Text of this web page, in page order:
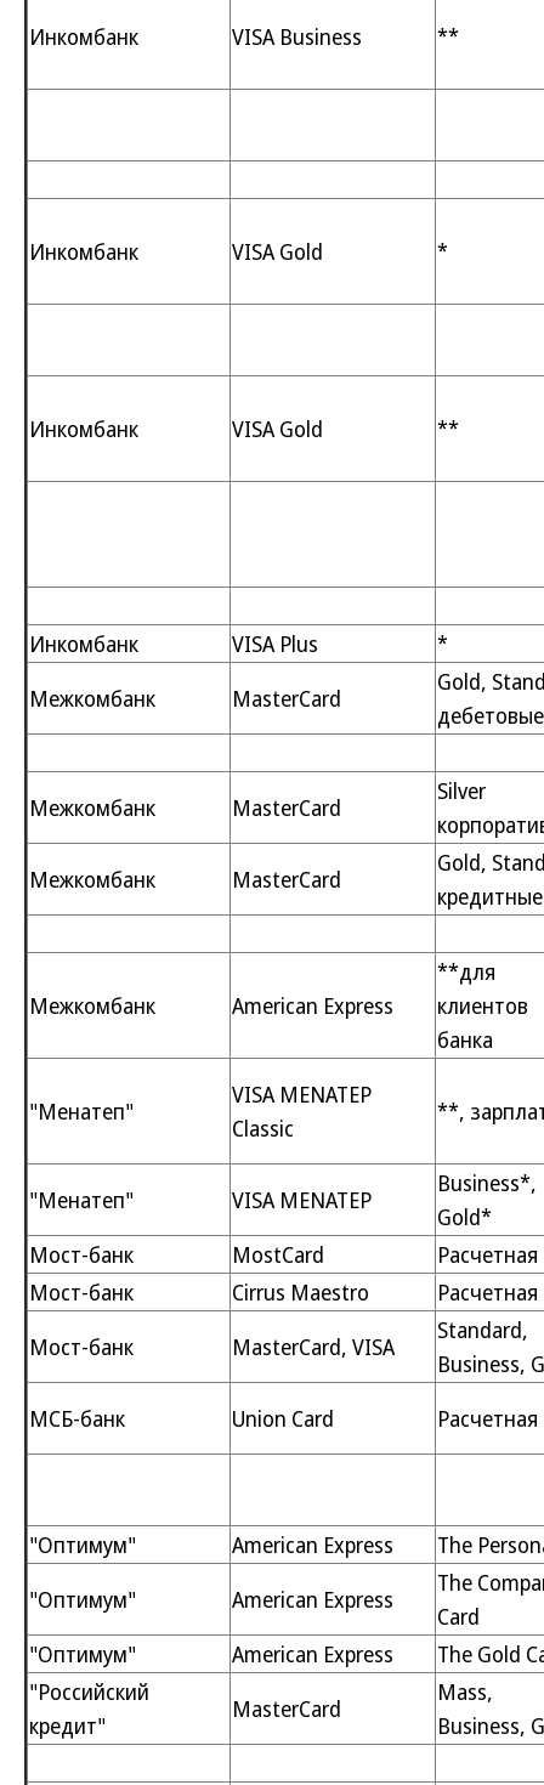
Инкомбанк VISA Business **
Инкомбанк VISA Gold *
Инкомбанк VISA Gold **
Инкомбанк VISA Plus
*
Межкомбанк
MasterCard
Gold,
дебетовые
Межкомбанк MasterCard
Silver
Межкомбанк
MasterCard
Gold,
кредитные
Межкомбанк American Express
**для
клиентов
банка
"Менатеп"
VISA MENATEP
Classic
**,
"Менатеп" VISA MENATEP
Business*,
Gold*
Мост-банк
MostCard
Расчетная
Мост-банк
Cirrus Maestro
Расчетная
Мост-банк
MasterCard, VISA
Standard,
Business,
МСБ-банк
Union Card Расчетная
"Оптимум" American Express
The
"Оптимум"
American Express
The
Card
"Оптимум"
American Express
The Gold
"Российский
кредит"
MasterCard
Mass,
Business,